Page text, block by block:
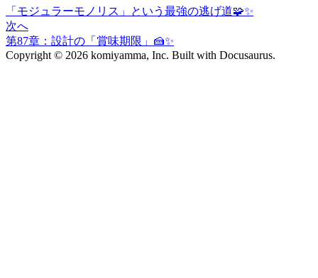
「モジュラーモノリス」という最強の逃げ道🧩✨
次へ
第87章：設計の「賞味期限」🍰✨
Copyright © 2026 komiyamma, Inc. Built with Docusaurus.